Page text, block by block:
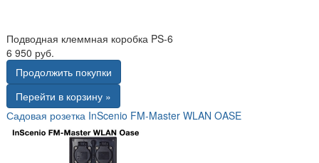
Подводная клеммная коробка PS-6
6 950 руб.
Продолжить покупки
Перейти в корзину »
Садовая розетка InScenio FM-Master WLAN OASE